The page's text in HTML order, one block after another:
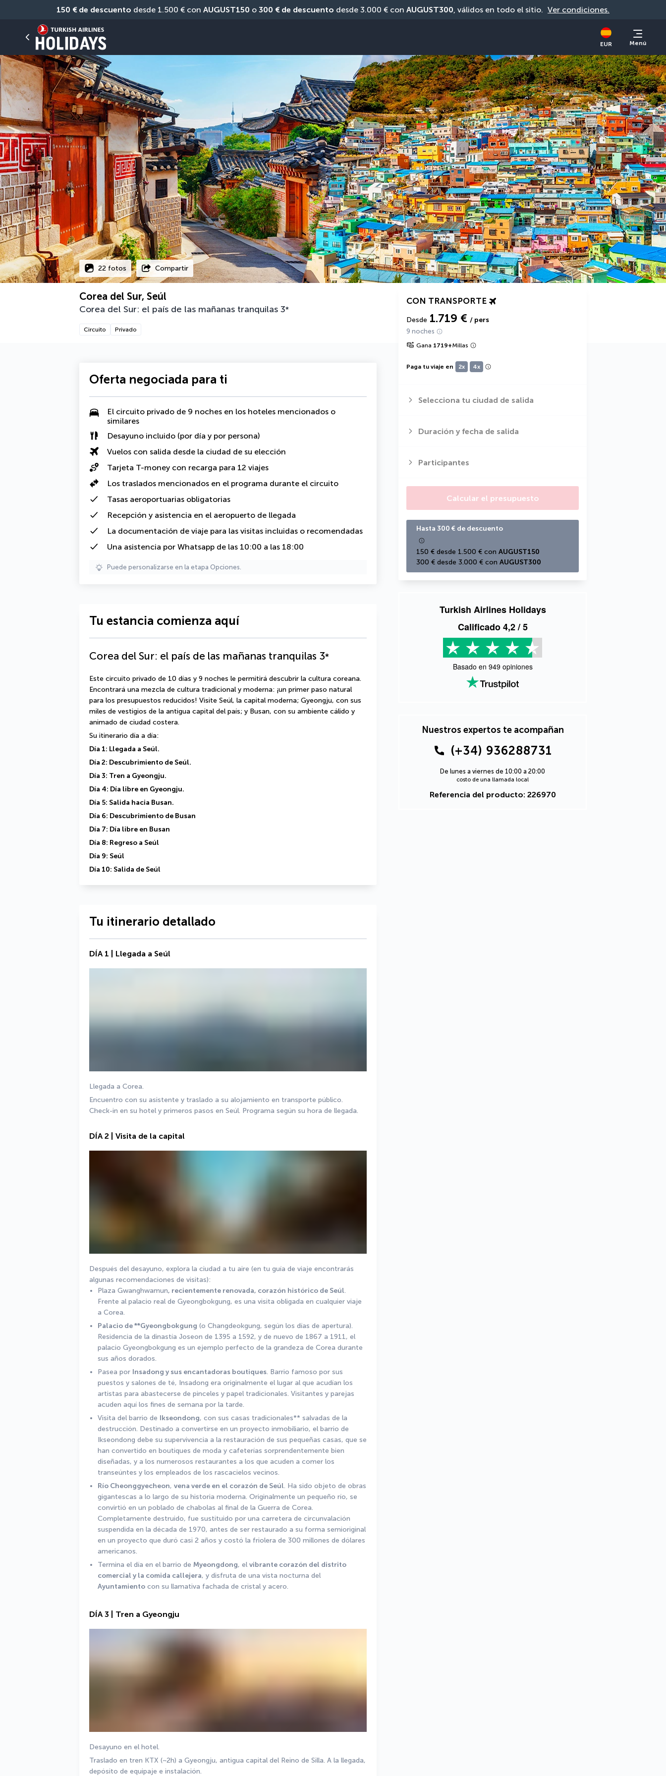
150 € de descuento desde 1.500 € con AUGUST150 o 300 € de descuento desde 3.000 € con AUGUST300, válidos en todo el sitio. Ver condiciones.
EUR Menú
22 fotos Compartir
Corea del Sur, Seúl
Corea del Sur: el país de las mañanas tranquilas 3*
Circuito Privado
CON TRANSPORTE
Desde 1.719 € / pers
9 noches
Gana 1719+Millas
Paga tu viaje en 2x 4x
Selecciona tu ciudad de salida
Duración y fecha de salida
Participantes
Calcular el presupuesto
Hasta 300 € de descuento
150 € desde 1.500 € con AUGUST150
300 € desde 3.000 € con AUGUST300
Turkish Airlines Holidays
Calificado4,2/ 5
Basado en 949opiniones
Nuestros expertos te acompañan
(+34) 936288731
De lunes a viernes de 10:00 a 20:00
costo de una llamada local
Referencia del producto: 226970
Oferta negociada para ti
El circuito privado de 9 noches en los hoteles mencionados o
similares
Desayuno incluido (por día y por persona)
Vuelos con salida desde la ciudad de su elección
Tarjeta T-money con recarga para 12 viajes
Los traslados mencionados en el programa durante el circuito
Tasas aeroportuarias obligatorias
Recepción y asistencia en el aeropuerto de llegada
La documentación de viaje para las visitas incluidas o recomendadas
Una asistencia por Whatsapp de las 10:00 a las 18:00
Puede personalizarse en la etapa Opciones.
Tu estancia comienza aquí
Corea del Sur: el país de las mañanas tranquilas 3*
Este circuito privado de 10 días y 9 noches le permitirá descubrir la cultura coreana.
Encontrará una mezcla de cultura tradicional y moderna: ¡un primer paso natural
para los presupuestos reducidos! Visite Seúl, la capital moderna; Gyeongju, con sus
miles de vestigios de la antigua capital del país; y Busan, con su ambiente cálido y
animado de ciudad costera.
Su itinerario día a día:
Día 1: Llegada a Seúl.
Día 2: Descubrimiento de Seúl.
Día 3: Tren a Gyeongju.
Día 4: Día libre en Gyeongju.
Día 5: Salida hacia Busan.
Día 6: Descubrimiento de Busan
Día 7: Día libre en Busan
Día 8: Regreso a Seúl
Día 9: Seúl
Día 10: Salida de Seúl
Tu itinerario detallado
DÍA 1 | Llegada a Seúl
Llegada a Corea.
Encuentro con su asistente y traslado a su alojamiento en transporte público.
Check-in en su hotel y primeros pasos en Seúl. Programa según su hora de llegada.
DÍA 2 | Visita de la capital
Después del desayuno, explora la ciudad a tu aire (en tu guía de viaje encontrarás
algunas recomendaciones de visitas):
Plaza Gwanghwamun, recientemente renovada, corazón histórico de Seúl.
Frente al palacio real de Gyeongbokgung, es una visita obligada en cualquier viaje
a Corea.
Palacio de **Gyeongbokgung (o Changdeokgung, según los días de apertura).
Residencia de la dinastía Joseon de 1395 a 1592, y de nuevo de 1867 a 1911, el
palacio Gyeongbokgung es un ejemplo perfecto de la grandeza de Corea durante
sus años dorados.
Pasea por Insadong y sus encantadoras boutiques. Barrio famoso por sus
puestos y salones de té, Insadong era originalmente el lugar al que acudían los
artistas para abastecerse de pinceles y papel tradicionales. Visitantes y parejas
acuden aquí los fines de semana por la tarde.
Visita del barrio de Ikseondong, con sus casas tradicionales** salvadas de la
destrucción. Destinado a convertirse en un proyecto inmobiliario, el barrio de
Ikseondong debe su supervivencia a la restauración de sus pequeñas casas, que se
han convertido en boutiques de moda y cafeterías sorprendentemente bien
diseñadas, y a los numerosos restaurantes a los que acuden a comer los
transeúntes y los empleados de los rascacielos vecinos.
Río Cheonggyecheon, vena verde en el corazón de Seúl. Ha sido objeto de obras
gigantescas a lo largo de su historia moderna. Originalmente un pequeño río, se
convirtió en un poblado de chabolas al final de la Guerra de Corea.
Completamente destruido, fue sustituido por una carretera de circunvalación
suspendida en la década de 1970, antes de ser restaurado a su forma semioriginal
en un proyecto que duró casi 2 años y costó la friolera de 300 millones de dólares
americanos.
Termina el día en el barrio de Myeongdong, el vibrante corazón del distrito
comercial y la comida callejera
Ayuntamiento con su llamativa fachada de cristal y acero.
DÍA 3 | Tren a Gyeongju
Desayuno en el hotel.
Traslado en tren KTX (~2h) a Gyeongju, antigua capital del Reino de Silla. A la llegada,
depósito de equipaje e instalación.